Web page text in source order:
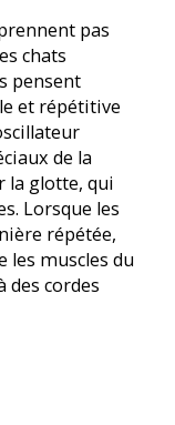
pas
chats
pensent
et répétitive
de la
la glotte, qui
Lorsque les
répétée,
les muscles du
des cordes